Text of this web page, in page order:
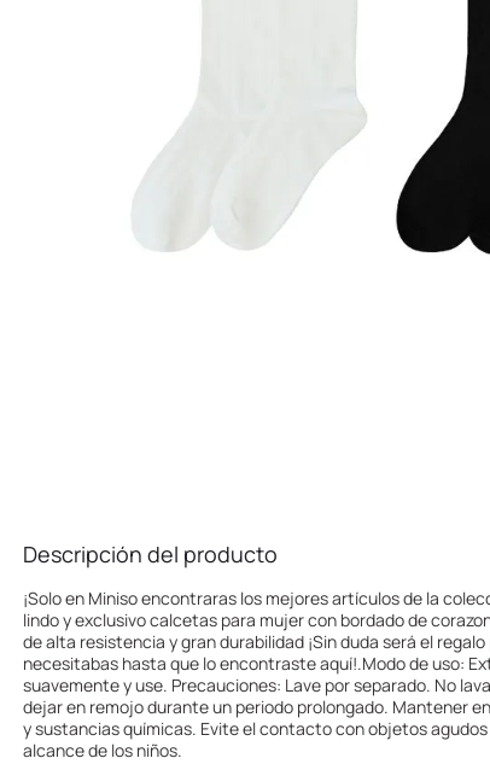
Descripción del producto
¡Solo en Miniso encontraras los mejores artículos de la
lindo y exclusivo calcetas para mujer con bordado de
de alta resistencia y gran durabilidad ¡Sin duda será el
necesitabas hasta que lo encontraste aquí!.Modo de uso:
suavemente y use. Precauciones: Lave por separado. No
dejar en remojo durante un periodo prolongado. Mantener
y sustancias químicas. Evite el contacto con objetos
alcance de los niños.